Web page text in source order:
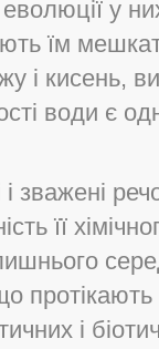
у
їм
і кисень,
води є
зважені
її
і